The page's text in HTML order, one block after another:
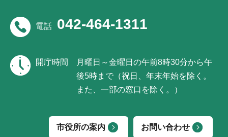
電話 042-464-1311
開庁時間
月曜日～金曜日の午前8時30分から午
後5時まで（祝日、年末年始を除く。
また、一部の窓口を除く。）
市役所の案内 お問い合わせ